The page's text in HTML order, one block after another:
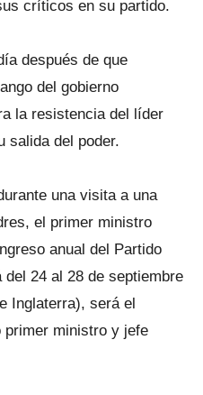
críticos en su partido.
después de que
del gobierno
la resistencia del líder
salida del poder.
una visita a una
el primer ministro
anual del Partido
24 al 28 de septiembre
Inglaterra), será el
primer ministro y jefe